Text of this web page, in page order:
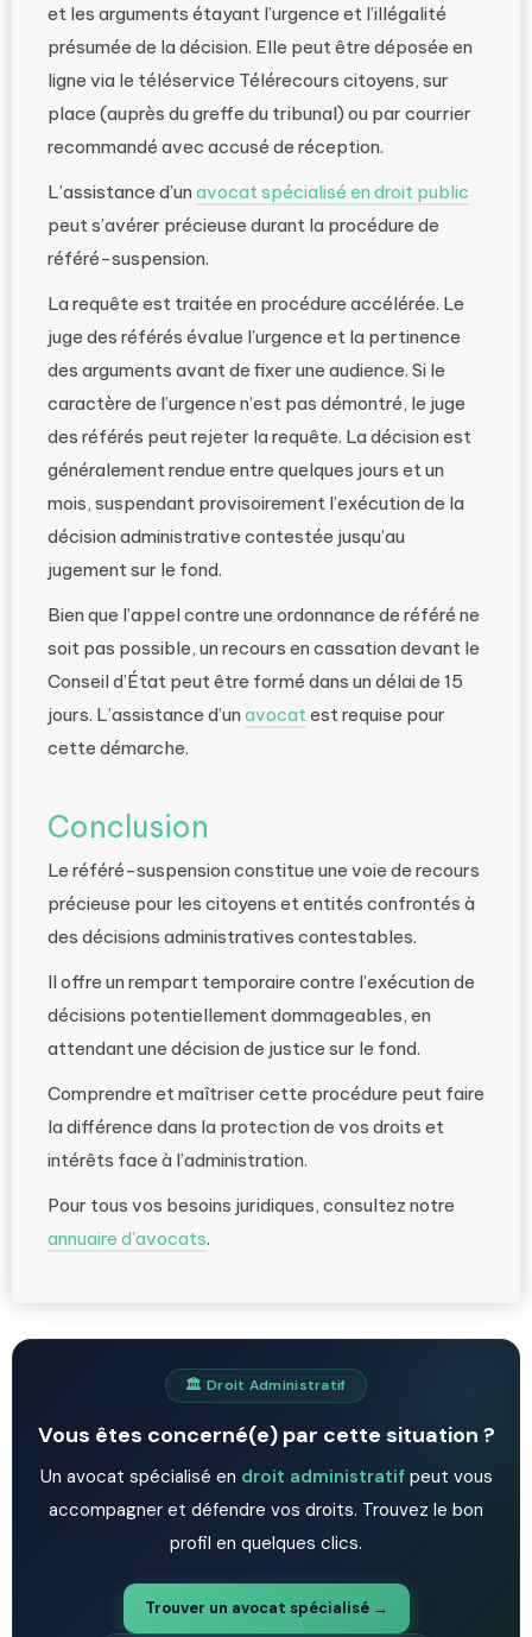
et les arguments étayant l’urgence et l’illégalité
présumée de la décision. Elle peut être déposée en
ligne via le téléservice Télérecours citoyens, sur
place (auprès du greffe du tribunal) ou par courrier
recommandé avec accusé de réception.
L’assistance d’un avocat spécialisé en droit public
peut s’avérer précieuse durant la procédure de
référé-suspension.
La requête est traitée en procédure accélérée. Le
juge des référés évalue l’urgence et la pertinence
des arguments avant de fixer une audience. Si le
caractère de l’urgence n’est pas démontré, le juge
des référés peut rejeter la requête. La décision est
généralement rendue entre quelques jours et un
mois, suspendant provisoirement l’exécution de la
décision administrative contestée jusqu’au
jugement sur le fond.
Bien que l’appel contre une ordonnance de référé ne
soit pas possible, un recours en cassation devant le
Conseil d’État peut être formé dans un délai de 15
jours. L’assistance d’un avocatest requise pour
cette démarche.
Conclusion
Le référé-suspension constitue une voie de recours
précieuse pour les citoyens et entités confrontés à
des décisions administratives contestables.
Il offre un rempart temporaire contre l’exécution de
décisions potentiellement dommageables, en
attendant une décision de justice sur le fond.
Comprendre et maîtriser cette procédure peut faire
la différence dans la protection de vos droits et
intérêts face à l’administration.
Pour tous vos besoins juridiques, consultez notre
annuaire d’avocats.
🏛️ Droit Administratif
Vous êtes concerné(e) par cette situation ?
Un avocat spécialisé en droit administratifpeut vous
accompagner et défendre vos droits. Trouvez le bon
profil en quelques clics.
Trouver un avocat spécialisé →